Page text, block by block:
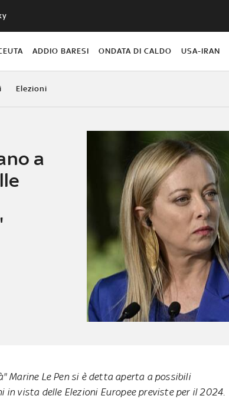
ADDIO BARESI ONDATA DI CALDO USA-IRAN
Elezioni
a
Marine Le Pen si è detta aperta a possibili
in vista delle Elezioni Europee previste per il 2024.